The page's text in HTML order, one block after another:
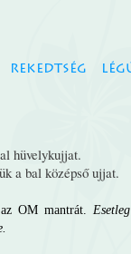
rekedtség
hüvelykujjat.
a bal középső ujjat.
OM mantrát.